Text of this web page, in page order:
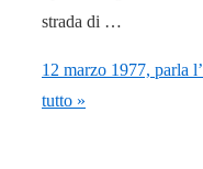
strada di …
12 marzo 1977, parla
tutto »